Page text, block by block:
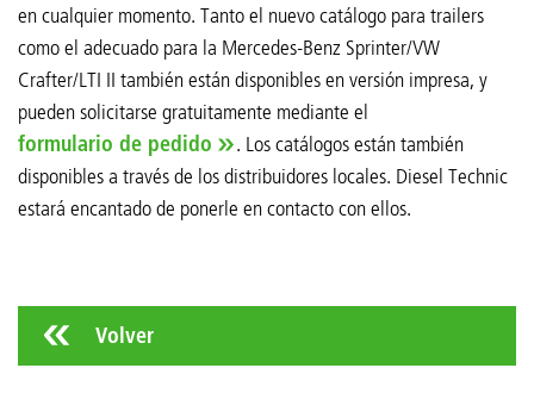
en cualquier momento. Tanto el nuevo catálogo para trailers
como el adecuado para la Mercedes-Benz Sprinter/VW
Crafter/LTI II también están disponibles en versión impresa, y
pueden solicitarse gratuitamente mediante el
formulario de pedido
. Los catálogos están también
disponibles a través de los distribuidores locales. Diesel Technic
estará encantado de ponerle en contacto con ellos.
Volver